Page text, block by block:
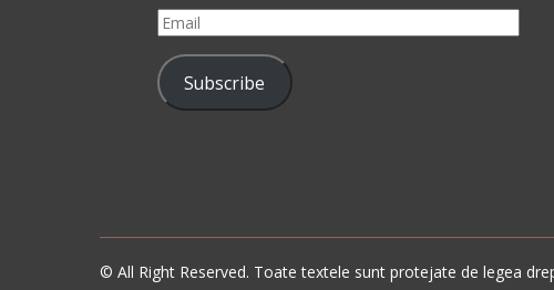
Email
Subscribe
© All Right Reserved. Toate textele sunt protejate de legea